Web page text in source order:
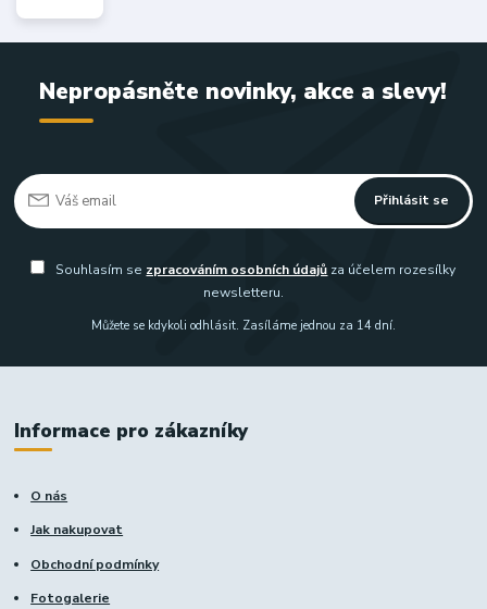
Nepropásněte novinky, akce a slevy!
Přihlásit se
Souhlasím se zpracováním osobních údajů za účelem rozesílky
newsletteru.
Můžete se kdykoli odhlásit. Zasíláme jednou za 14 dní.
Informace pro zákazníky
O nás
Jak nakupovat
Obchodní podmínky
Fotogalerie